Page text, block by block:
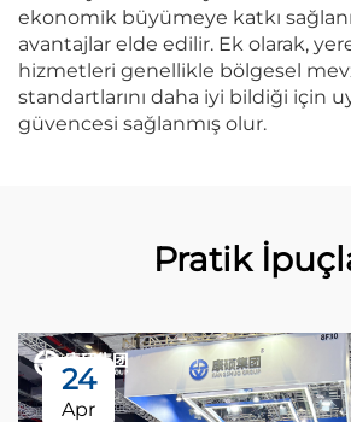
ekonomik büyümeye katkı
avantajlar elde edilir. Ek olarak,
hizmetleri genellikle bölgesel
standartlarını daha iyi bildiği için
güvencesi sağlanmış olur.
Pratik
24
Apr